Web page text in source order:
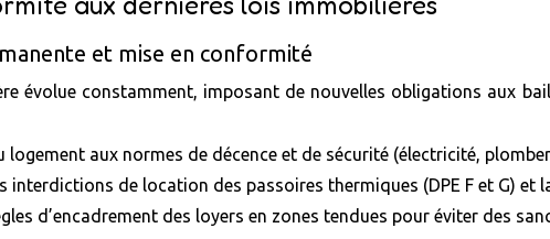
et mise en conformité
évolue constamment, imposant de nouvelles obligations aux
logement aux normes de décence et de sécurité (électricité,
interdictions de location des passoires thermiques (DPE F et G)
d’encadrement des loyers en zones tendues pour éviter des